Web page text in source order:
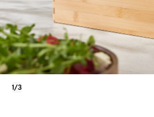
1/3